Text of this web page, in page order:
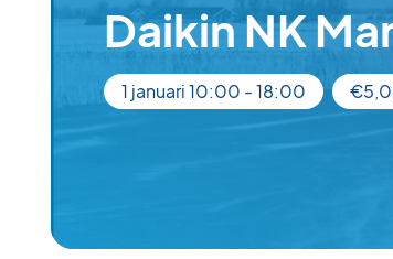
Daikin NK
1 januari 10:00 -18:00